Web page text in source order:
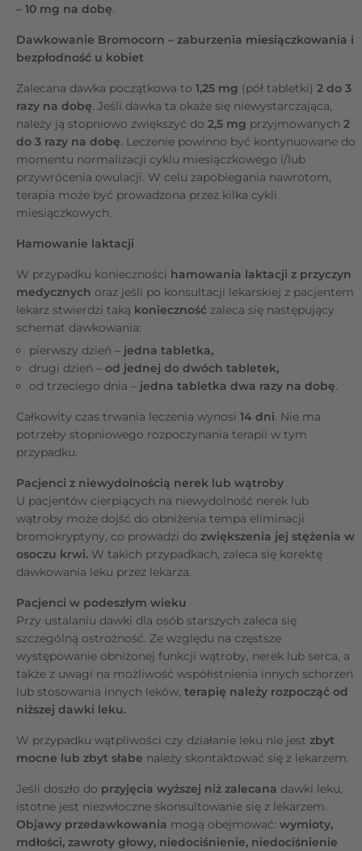
– 10 mg na dobę.
Dawkowanie Bromocorn – zaburzenia miesiączkowania i
bezpłodność u kobiet
Zalecana dawka początkowa to 1,25 mg (pół tabletki) 2 do 3
razy na dobę. Jeśli dawka ta okaże się niewystarczająca,
należy ją stopniowo zwiększyć do 2,5 mg przyjmowanych 2
do 3 razy na dobę. Leczenie powinno być kontynuowane do
momentu normalizacji cyklu miesiączkowego i/lub
przywrócenia owulacji. W celu zapobiegania nawrotom,
terapia może być prowadzona przez kilka cykli
miesiączkowych.
Hamowanie laktacji
W przypadku konieczności hamowania laktacji z przyczyn
medycznych oraz jeśli po konsultacji lekarskiej z pacjentem
lekarz stwierdzi taką konieczność zaleca się następujący
schemat dawkowania:
pierwszy dzień – jedna tabletka,
drugi dzień – od jednej do dwóch tabletek,
od trzeciego dnia – jedna tabletka dwa razy na dobę.
Całkowity czas trwania leczenia wynosi 14 dni. Nie ma
potrzeby stopniowego rozpoczynania terapii w tym
przypadku.
Pacjenci z niewydolnością nerek lub wątroby
U pacjentów cierpiących na niewydolność nerek lub
wątroby może dojść do obniżenia tempa eliminacji
bromokryptyny, co prowadzi do zwiększenia jej stężenia w
osoczu krwi. W takich przypadkach, zaleca się korektę
dawkowania leku przez lekarza.
Pacjenci w podeszłym wieku
Przy ustalaniu dawki dla osób starszych zaleca się
szczególną ostrożność. Ze względu na częstsze
występowanie obniżonej funkcji wątroby, nerek lub serca, a
także z uwagi na możliwość współistnienia innych schorzeń
lub stosowania innych leków, terapię należy rozpocząć od
niższej dawki leku.
W przypadku wątpliwości czy działanie leku nie jest zbyt
mocne lub zbyt słabe należy skontaktować się z lekarzem.
Jeśli doszło do przyjęcia wyższej niż zalecana dawki leku,
istotne jest niezwłoczne skonsultowanie się z lekarzem.
Objawy przedawkowania mogą obejmować: wymioty,
mdłości, zawroty głowy, niedociśnienie, niedociśnienie